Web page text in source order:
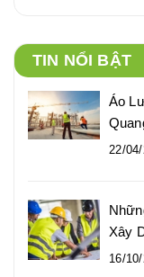
TIN NỔI BẬT
Áo
22/
Xây
16/